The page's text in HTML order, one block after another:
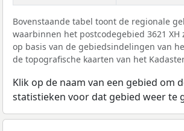
Bovenstaande tabel toont de regionale
waarbinnen het postcodegebied 3621 XH
op basis van de gebiedsindelingen van
de topografische kaarten van het
Klik op de naam van een gebied om
statistieken voor dat gebied weer te